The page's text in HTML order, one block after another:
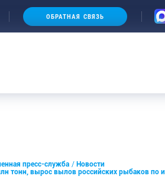
ОБРАТНАЯ СВЯЗЬ
пресс-служба
Новости
тонн, вырос вылов российских рыбаков по